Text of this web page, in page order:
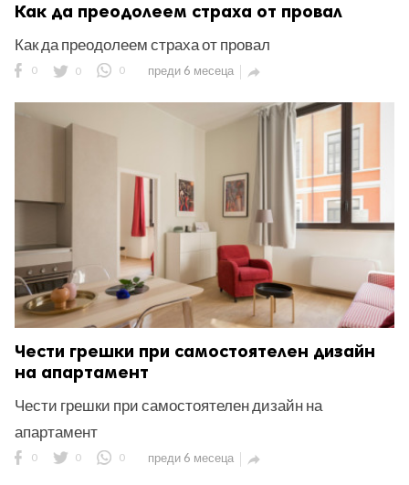
Как да преодолеем страха от провал
Как да преодолеем страха от провал
0 0 0 преди 6 месеца 
Чести грешки при самостоятелен дизайн
на апартамент
Чести грешки при самостоятелен дизайн на
апартамент
0 0 0 преди 6 месеца 